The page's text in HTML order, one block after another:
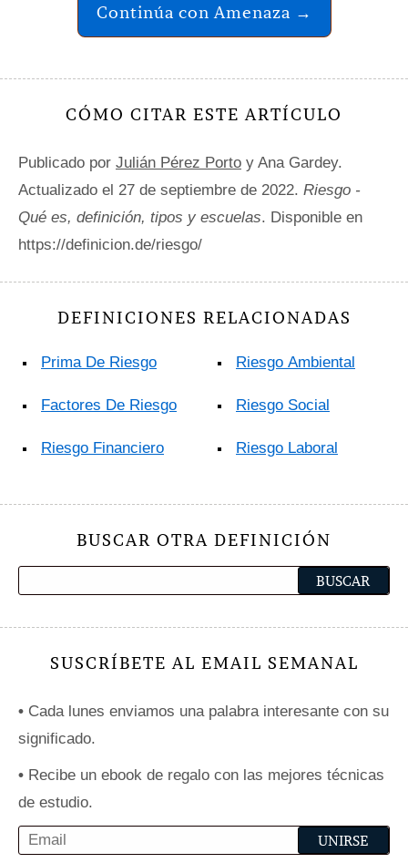
Continúa con Amenaza →
CÓMO CITAR ESTE ARTÍCULO
Publicado por Julián Pérez Porto y Ana Gardey.
Actualizado el 27 de septiembre de 2022. Riesgo -
Qué es, definición, tipos y escuelas. Disponible en
https://definicion.de/riesgo/
DEFINICIONES RELACIONADAS
Prima De Riesgo
Factores De Riesgo
Riesgo Financiero
Riesgo Ambiental
Riesgo Social
Riesgo Laboral
BUSCAR OTRA DEFINICIÓN
SUSCRÍBETE AL EMAIL SEMANAL
• Cada lunes enviamos una palabra interesante con su
significado.
• Recibe un ebook de regalo con las mejores técnicas
de estudio.